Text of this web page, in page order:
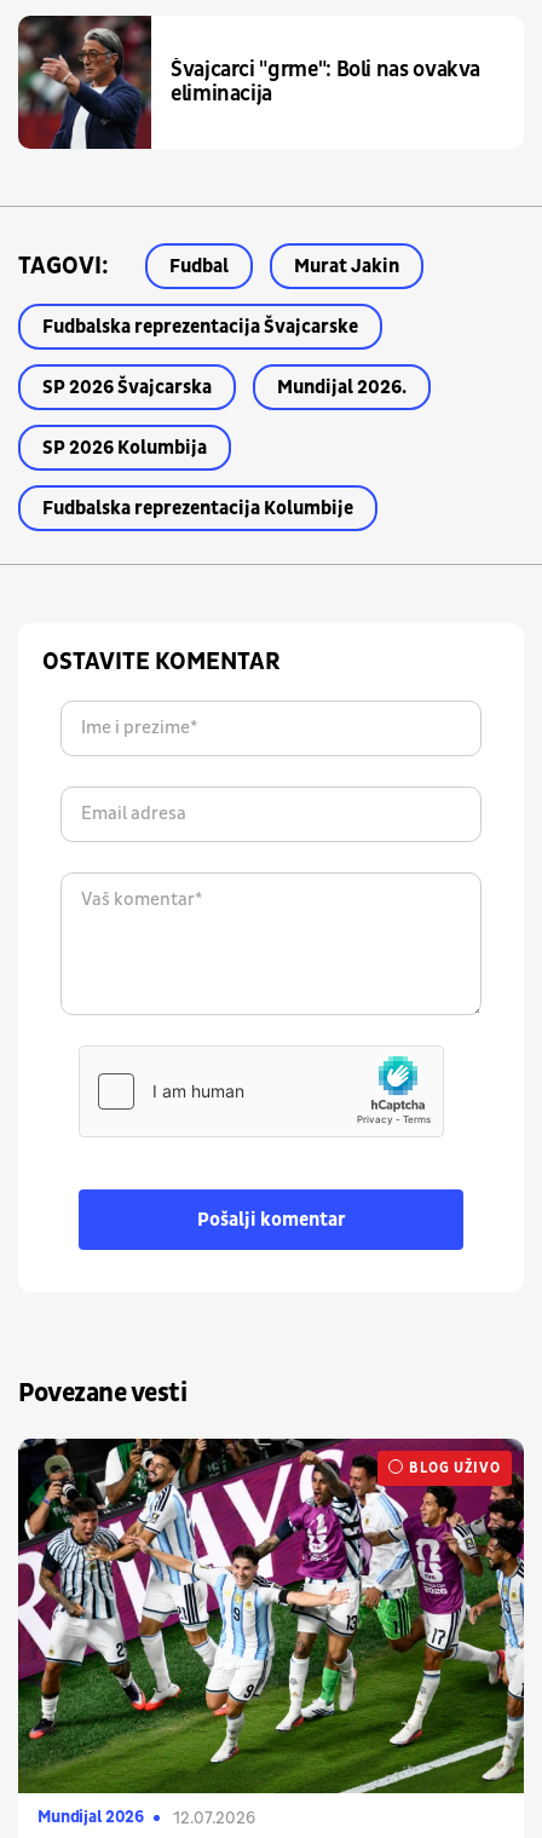
Švajcarci "grme": Boli nas ovakva
eliminacija
TAGOVI: Fudbal Murat Jakin
Fudbalska reprezentacija Švajcarske
SP 2026 Švajcarska Mundijal 2026.
SP 2026 Kolumbija
Fudbalska reprezentacija Kolumbije
OSTAVITE KOMENTAR
Pošalji komentar
Povezane vesti
Mundijal 2026 12.07.2026
UŽIVO
BLOG UŽIVO